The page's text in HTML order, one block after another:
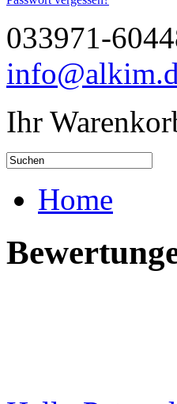
033971-
Ihr
Home